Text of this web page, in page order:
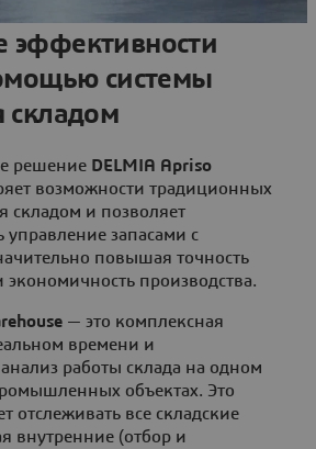
системы
складом
решение DELMIA Apriso
возможности традиционных
складом и позволяет
управление запасами с
повышая точность
производства.
— это комплексная
времени и
работы склада на одном
объектах. Это
отслеживать все складские
внутренние (отбор и